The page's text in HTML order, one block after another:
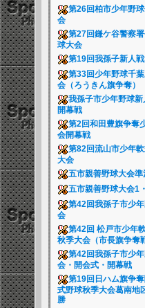
第26回柏市少年野
会
第27回鎌ケ谷警察
球大会
第19回我孫子新人
第33回少年野球千
会（ろうきん旗争奪）
我孫子市少年野球新
開幕戦
第2回和田豊旗争奪
会開幕戦
第82回流山市少年
大会
五市親善野球大会
五市親善野球大会1
第42回我孫子市少
会
第42回 松戸市少年
秋季大会（市長旗争奪
第42回我孫子市少
会・開会式・開幕戦
第19回日ハム旗争
式野球秋季大会葛南地
勝